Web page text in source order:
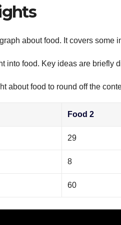
about food. It covers some
into food. Key ideas are briefly
about food to round off the
Food 2
29
8
60